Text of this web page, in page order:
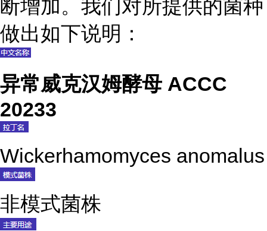
断增加。我们对所提供的菌种
做出如下说明：
异常威克汉姆酵母 ACCC
20233
Wickerhamomyces anomalus
非模式菌株